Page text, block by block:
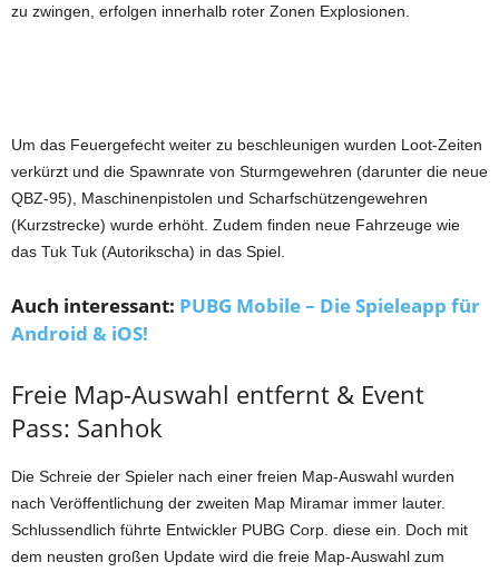
zu zwingen, erfolgen innerhalb roter Zonen Explosionen.
Um das Feuergefecht weiter zu beschleunigen wurden Loot-Zeiten
verkürzt und die Spawnrate von Sturmgewehren (darunter die neue
QBZ-95), Maschinenpistolen und Scharfschützengewehren
(Kurzstrecke) wurde erhöht. Zudem finden neue Fahrzeuge wie
das Tuk Tuk (Autorikscha) in das Spiel.
Auch interessant: PUBG Mobile – Die Spieleapp für
Android & iOS!
Freie Map-Auswahl entfernt & Event
Pass: Sanhok
Die Schreie der Spieler nach einer freien Map-Auswahl wurden
nach Veröffentlichung der zweiten Map Miramar immer lauter.
Schlussendlich führte Entwickler PUBG Corp. diese ein. Doch mit
dem neusten großen Update wird die freie Map-Auswahl zum